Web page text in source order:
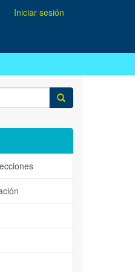
Iniciar sesión